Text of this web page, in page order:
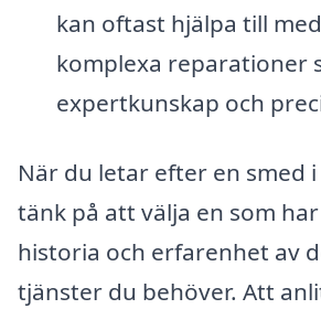
kan oftast hjälpa till
komplexa reparationer
expertkunskap och
När du letar efter en smed
tänk på att välja en som
historia och erfarenhet av
tjänster du behöver. Att